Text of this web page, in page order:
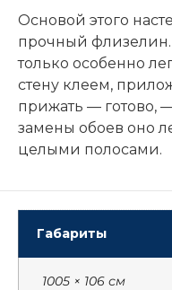
Основой этого
прочный флизелин.
только особенно
стену клеем,
прижать — готово,
замены обоев оно
целыми полосами.
Габариты
1005 × 106 см